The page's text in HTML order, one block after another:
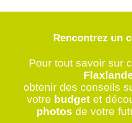
Rencontrez un
Pour tout savoir sur
obtenir des conseils
votre budgetet
photos de votre